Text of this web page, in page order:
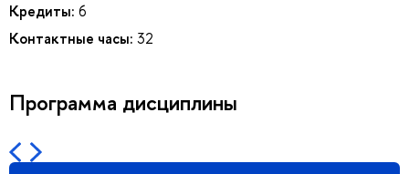
Кредиты: 6
Контактные часы: 32
Программа дисциплины